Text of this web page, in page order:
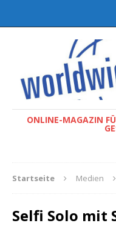
ONLINE-MAGAZIN
Startseite Medien
Selfi Solo mit